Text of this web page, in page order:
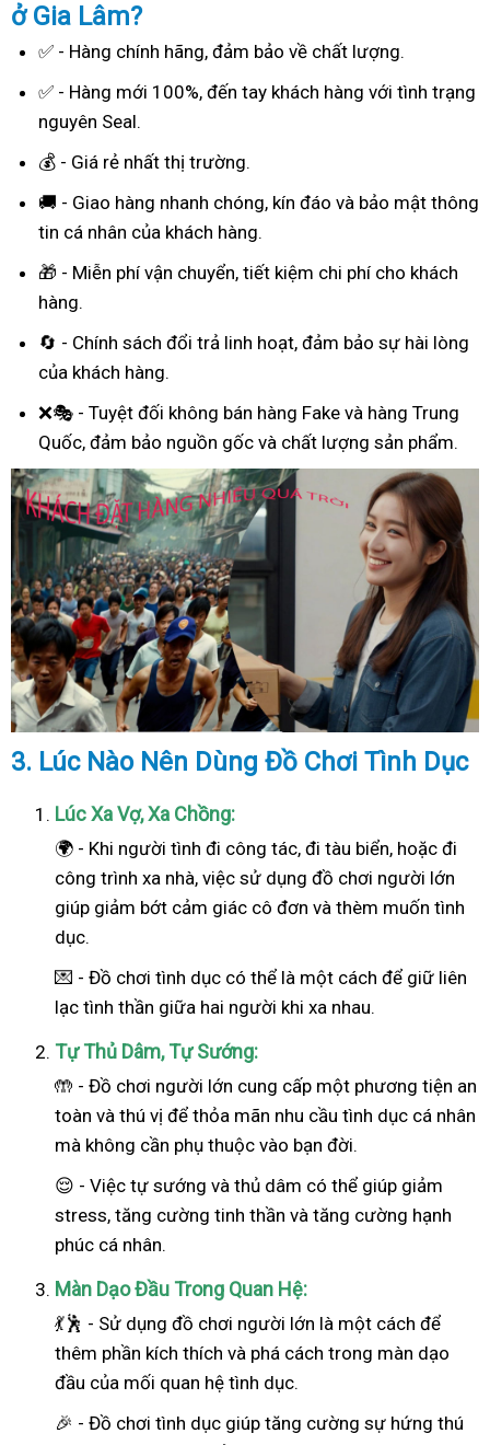
ở Gia Lâm?
✅ - Hàng chính hãng, đảm bảo về chất lượng.
✅ - Hàng mới 100%, đến tay khách hàng với tình trạng
nguyên Seal.
💰 - Giá rẻ nhất thị trường.
🚚 - Giao hàng nhanh chóng, kín đáo và bảo mật thông
tin cá nhân của khách hàng.
🎁 - Miễn phí vận chuyển, tiết kiệm chi phí cho khách
hàng.
🔄 - Chính sách đổi trả linh hoạt, đảm bảo sự hài lòng
của khách hàng.
❌🎭 - Tuyệt đối không bán hàng Fake và hàng Trung
Quốc, đảm bảo nguồn gốc và chất lượng sản phẩm.
3. Lúc Nào Nên Dùng Đồ Chơi Tình Dục
Lúc Xa Vợ, Xa Chồng:
🌍 - Khi người tình đi công tác, đi tàu biển, hoặc đi
công trình xa nhà, việc sử dụng đồ chơi người lớn
giúp giảm bớt cảm giác cô đơn và thèm muốn tình
dục.
💌 - Đồ chơi tình dục có thể là một cách để giữ liên
lạc tình thần giữa hai người khi xa nhau.
Tự Thủ Dâm, Tự Sướng:
🤲 - Đồ chơi người lớn cung cấp một phương tiện an
toàn và thú vị để thỏa mãn nhu cầu tình dục cá nhân
mà không cần phụ thuộc vào bạn đời.
😌 - Việc tự sướng và thủ dâm có thể giúp giảm
stress, tăng cường tinh thần và tăng cường hạnh
phúc cá nhân.
Màn Dạo Đầu Trong Quan Hệ:
💃🕺 - Sử dụng đồ chơi người lớn là một cách để
thêm phần kích thích và phá cách trong màn dạo
đầu của mối quan hệ tình dục.
🎉 - Đồ chơi tình dục giúp tăng cường sự hứng thú